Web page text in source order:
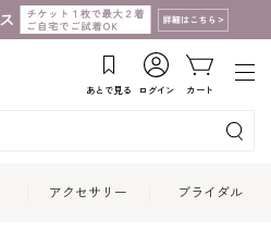
あとで見る ログイン カート
アクセサリー ブライダル